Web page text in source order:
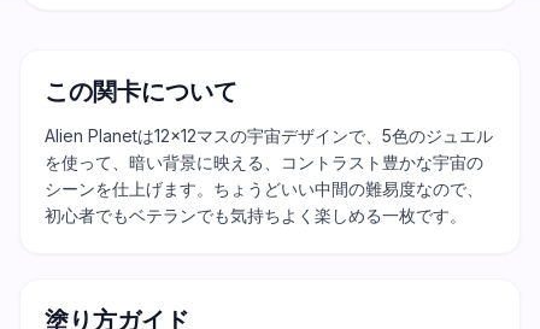
この関卡について
Alien Planetは12×12マスの宇宙デザインで、5色のジュエル
を使って、暗い背景に映える、コントラスト豊かな宇宙の
シーンを仕上げます。ちょうどいい中間の難易度なので、
初心者でもベテランでも気持ちよく楽しめる一枚です。
塗り方ガイド